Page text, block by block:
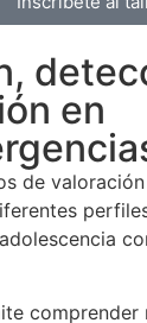
en
de